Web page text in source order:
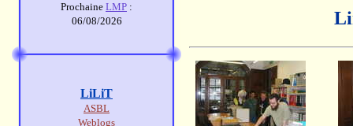
Prochaine LMP :
06/08/2026
LiLiT
ASBL
Weblogs